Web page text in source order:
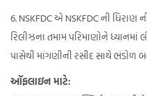
6. NSKFDC એ NSKFDC ની ધિરાણ
રિલીઝના તમામ પરિમાણોને ધ્યાનમાં
પાસેથી માંગણીની રસીદ સાથે ભંડોળ
ઑફલાઇન માટે: